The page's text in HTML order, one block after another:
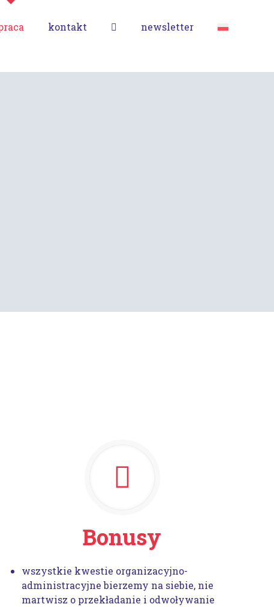
kontakt newsletter
Bonusy
wszystkie kwestie organizacyjno-
administracyjne bierzemy na siebie, nie
martwisz o przekładanie i odwoływanie